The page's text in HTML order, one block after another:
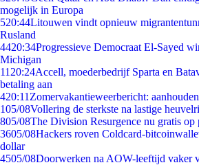
mogelijk in Europa
520:44Litouwen vindt opnieuw
Rusland
4420:34Progressieve Democraat El-Sayed
Michigan
11 20:24Accell, moederbedrijf Sparta en
betaling aan
420:11 Zomervakantieweerbericht:
105/08Vollering de sterkste na lastige
805/08The Division Resurgence nu gratis op
3605/08Hackers roven Coldcard-
dollar
4505/08Doorwerken na AOW-leeftijd vaker